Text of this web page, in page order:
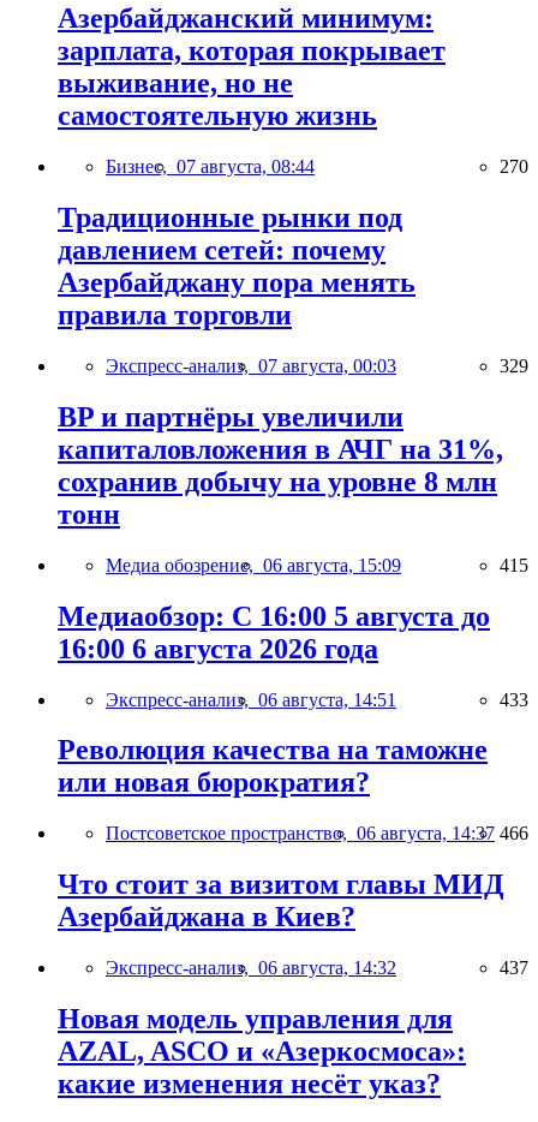
Азербайджанский минимум:
зарплата, которая покрывает
выживание, но не
самостоятельную жизнь
Бизнес, 07 августа, 08:44 270
Традиционные рынки под
давлением сетей: почему
Азербайджану пора менять
правила торговли
Экспресс-анализ, 07 августа, 00:03 329
BP и партнёры увеличили
капиталовложения в АЧГ на 31%,
сохранив добычу на уровне 8 млн
тонн
Медиа обозрение, 06 августа, 15:09 415
Медиаобзор: С 16:00 5 августа до
16:00 6 августа 2026 года
Экспресс-анализ, 06 августа, 14:51 433
Революция качества на таможне
или новая бюрократия?
Постсоветское пространство, 06 августа, 14:37 466
Что стоит за визитом главы МИД
Азербайджана в Киев?
Экспресс-анализ, 06 августа, 14:32 437
Новая модель управления для
AZAL, ASCO и «Азеркосмоса»:
какие изменения несёт указ?